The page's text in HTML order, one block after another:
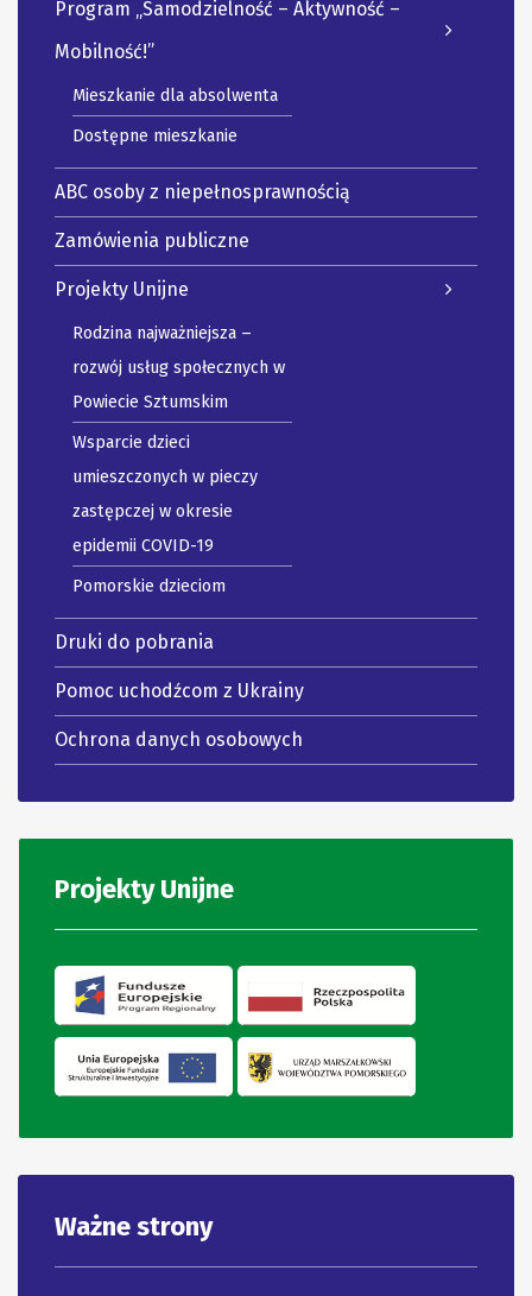
Program „Samodzielność – Aktywność –
Mobilność!”
Mieszkanie dla absolwenta
Dostępne mieszkanie
ABC osoby z niepełnosprawnością
Zamówienia publiczne
Projekty Unijne
Rodzina najważniejsza –
rozwój usług społecznych w
Powiecie Sztumskim
Wsparcie dzieci
umieszczonych w pieczy
zastępczej w okresie
epidemii COVID-19
Pomorskie dzieciom
Druki do pobrania
Pomoc uchodźcom z Ukrainy
Ochrona danych osobowych
Projekty Unijne
Ważne strony